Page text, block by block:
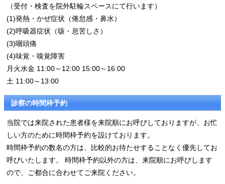
（受付・検査を院外駐輪スペースにて行います）
(1)発熱・かぜ症状（倦怠感・鼻水）
(2)呼吸器症状（咳・息苦しさ）
(3)咽頭痛
(4)味覚・嗅覚障害
月火水金 11:00～12:00 15:00～16:00
土 11:00～13:00
診察の時間枠予約
当院では来院された患者様を来院順にお呼びしておりますが、お忙
しい方のために時間枠予約を設けております。
時間枠予約の数名の方は、比較的お待たせすることなく優先してお
呼びいたします。 時間枠予約以外の方は、来院順にお呼びします
ので、ご都合に合わせてご来院ください。